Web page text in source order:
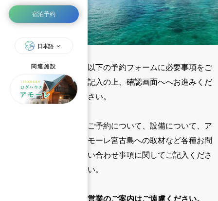
宿泊予約
日本語
関連施設
以下の予約フォームに必要事項をご
記入の上、確認画面へへお進みくだ
さい。
ご予約について、設備について、ア
モーレ宮古島への取材など各種お問
い合わせ事項に関してご記入くださ
い。
営業のご案内はご遠慮ください。